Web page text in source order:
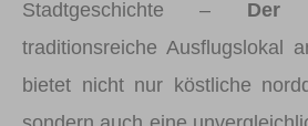
Stadtgeschichte – Der
traditionsreiche Ausflugslokal
bietet nicht nur köstliche